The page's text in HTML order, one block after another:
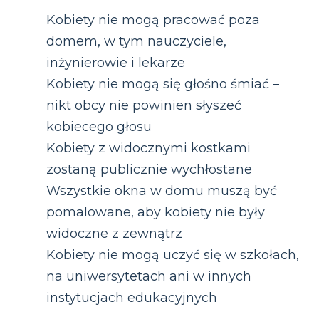
Kobiety nie mogą pracować poza
domem, w tym nauczyciele,
inżynierowie i lekarze
Kobiety nie mogą się głośno śmiać –
nikt obcy nie powinien słyszeć
kobiecego głosu
Kobiety z widocznymi kostkami
zostaną publicznie wychłostane
Wszystkie okna w domu muszą być
pomalowane, aby kobiety nie były
widoczne z zewnątrz
Kobiety nie mogą uczyć się w szkołach,
na uniwersytetach ani w innych
instytucjach edukacyjnych